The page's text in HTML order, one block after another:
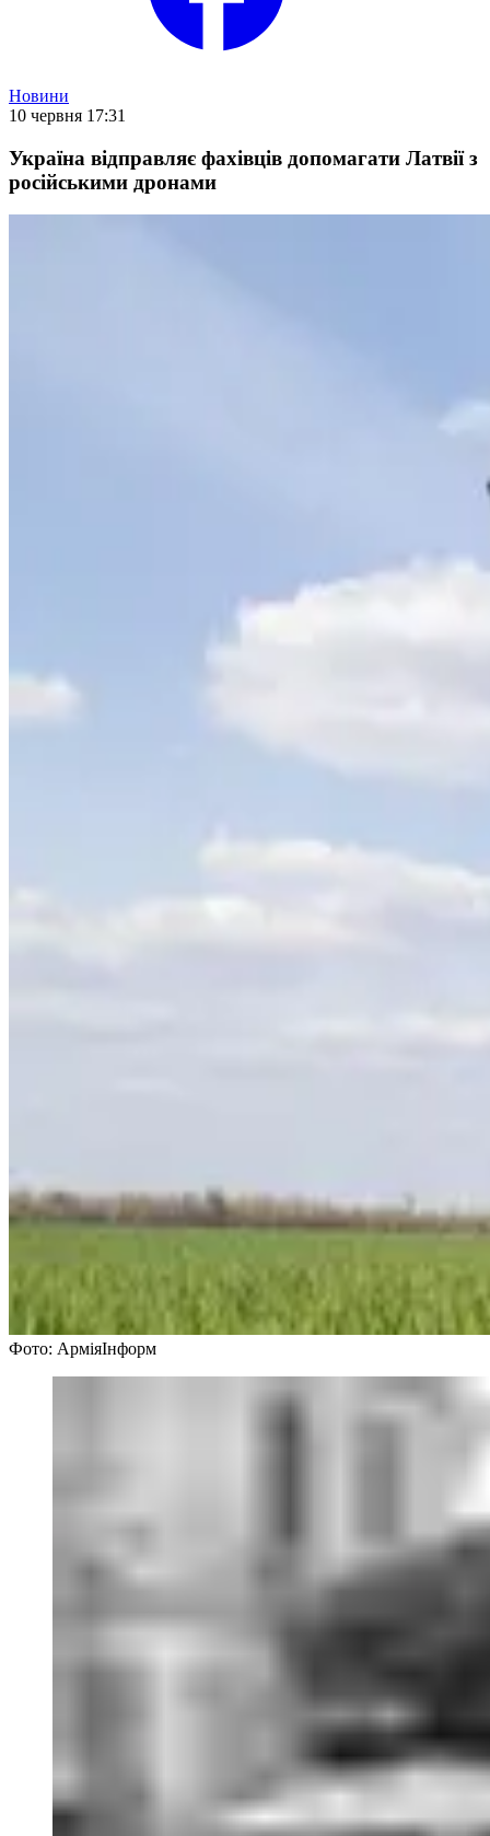
Новини
10 червня 17:31
Україна відправляє фахівців допомагати Латвії з
російськими дронами
Фото: АрміяІнформ